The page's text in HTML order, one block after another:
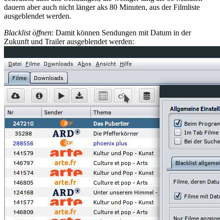
dauern aber auch nicht länger aks 80 Minuten, aus der Filmliste
ausgeblendet werden.
Blacklist öffnen: Damit können Sendungen mit Datum in der
Zukunft und Trailer ausgeblendet werden: